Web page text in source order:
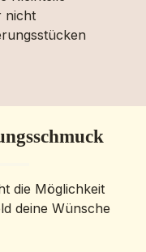
nicht
die Möglichkeit
deine Wünsche